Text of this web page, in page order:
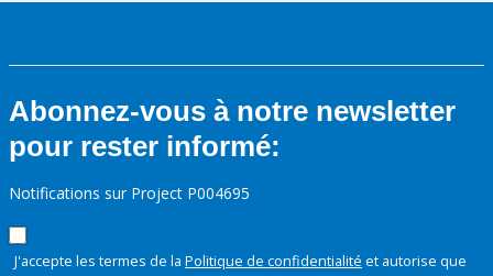
Abonnez-vous à notre newsletter
pour rester informé:
Notifications sur Project P004695
J'accepte les termes de la Politique de confidentialité et autorise que